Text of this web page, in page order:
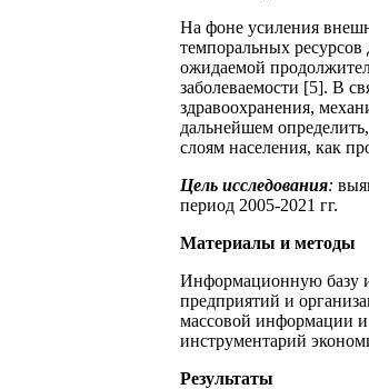
На фоне усиления
темпоральных
ожидаемой
заболеваемости [5]. В
здравоохранения,
дальнейшем
слоям населения, как
Цель исследования:
период 2005-2021 гг.
Материалы и методы
Информационную базу
предприятий и
массовой информации и
инструментарий
Результаты